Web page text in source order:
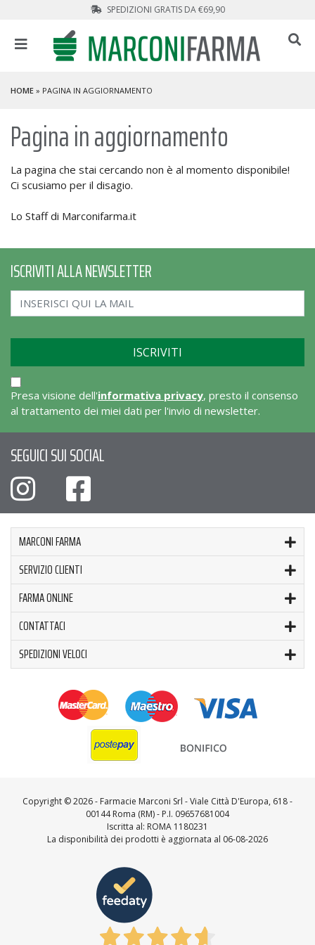
SPEDIZIONI GRATIS DA €69,90
HOME » PAGINA IN AGGIORNAMENTO
Pagina in aggiornamento
La pagina che stai cercando non è al momento disponibile!
Ci scusiamo per il disagio.
Lo Staff di Marconifarma.it
ISCRIVITI ALLA NEWSLETTER
Presa visione dell'informativa privacy, presto il consenso
al trattamento dei miei dati per l'invio di newsletter.
SEGUICI SUI SOCIAL
MARCONI FARMA
SERVIZIO CLIENTI
FARMA ONLINE
CONTATTACI
SPEDIZIONI VELOCI
Copyright ©2026 - Farmacie Marconi Srl - Viale Città D'Europa, 618 -
00144 Roma (RM) - P.I. 09657681004
Iscritta al: ROMA 1180231
La disponibilità dei prodotti è aggiornata al 06-08-2026